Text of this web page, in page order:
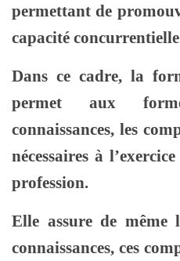
permettant de
capacité
Dans ce cadre, la
permet aux
connaissances, les
nécessaires à
profession.
Elle assure de même
connaissances, ces